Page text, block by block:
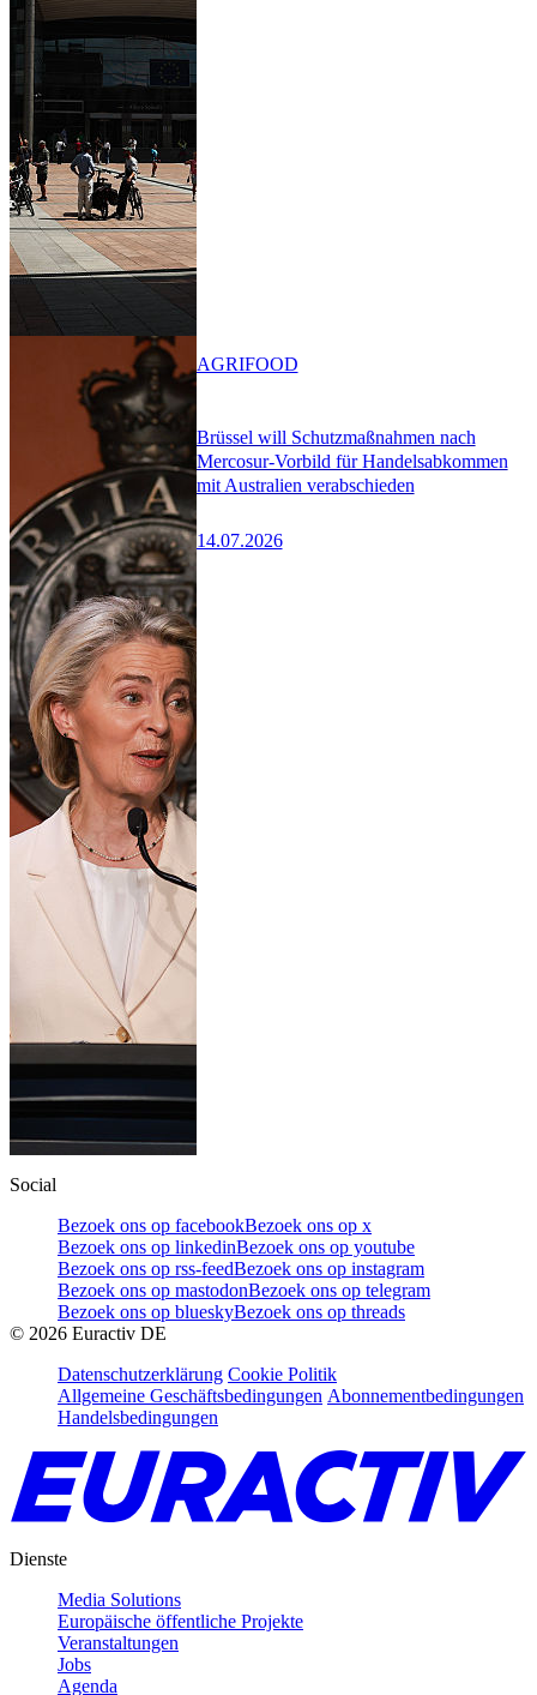
Brüssel will Schutzmaßnahmen nach
Mercosur-Vorbild für Handelsabkommen
mit Australien verabschieden
14.07.2026
AGRIFOOD
Social
Bezoek ons op facebookBezoek ons op x
Bezoek ons op linkedinBezoek ons op youtube
Bezoek ons op rss-feedBezoek ons op instagram
Bezoek ons op mastodonBezoek ons op telegram
Bezoek ons op blueskyBezoek ons op threads
© 2026 Euractiv DE
Datenschutzerklärung Cookie Politik
Allgemeine Geschäftsbedingungen Abonnementbedingungen
Handelsbedingungen
Dienste
Media Solutions
Europäische öffentliche Projekte
Veranstaltungen
Jobs
Agenda